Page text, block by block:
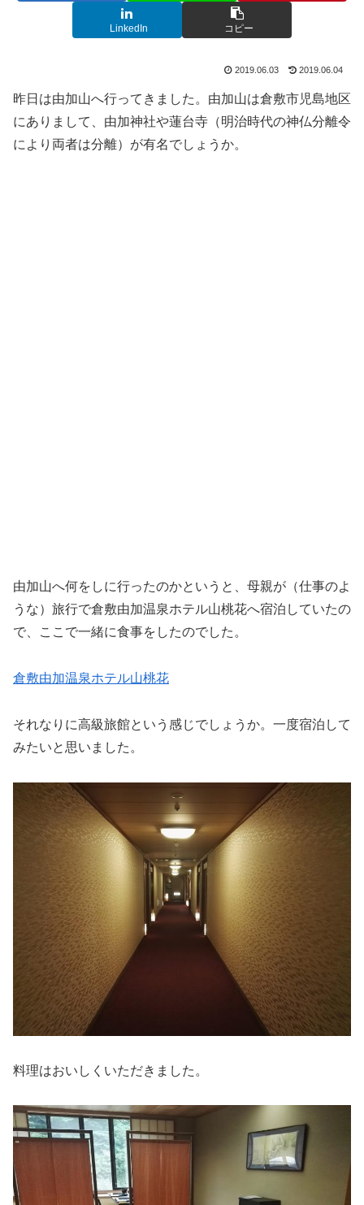
LinkedIn コピー
2019.06.03 2019.06.04
昨日は由加山へ行ってきました。由加山は倉敷市児島地区
にありまして、由加神社や蓮台寺（明治時代の神仏分離令
により両者は分離）が有名でしょうか。
由加山へ何をしに行ったのかというと、母親が（仕事のよ
うな）旅行で倉敷由加温泉ホテル山桃花へ宿泊していたの
で、ここで一緒に食事をしたのでした。
倉敷由加温泉ホテル山桃花
それなりに高級旅館という感じでしょうか。一度宿泊して
みたいと思いました。
料理はおいしくいただきました。